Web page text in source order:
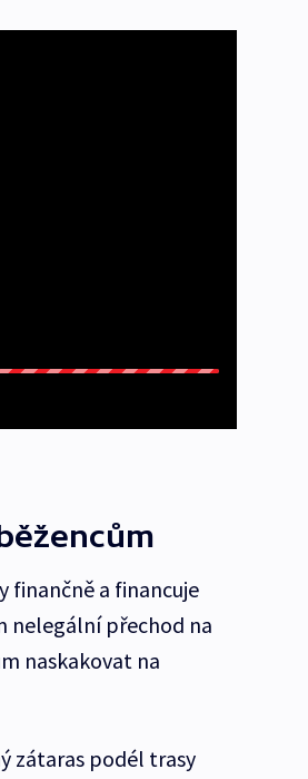
finančně a financuje
nelegální přechod na
naskakovat na
zátaras podél trasy